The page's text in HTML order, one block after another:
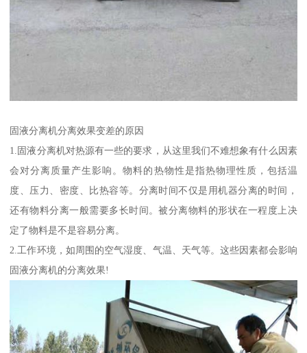
固液分离机分离效果变差的原因
1.固液分离机对热源有一些的要求，从这里我们不难想象有什么因素
会对分离质量产生影响。物料的热物性是指热物理性质，包括温
度、压力、密度、比热容等。分离时间不仅是用机器分离的时间，
还有物料分离一般需要多长时间。被分离物料的形状在一程度上决
定了物料是不是容易分离。
2.工作环境，如周围的空气湿度、气温、天气等。这些因素都会影响
固液分离机的分离效果!